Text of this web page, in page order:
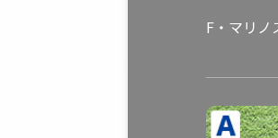
F・マリノ